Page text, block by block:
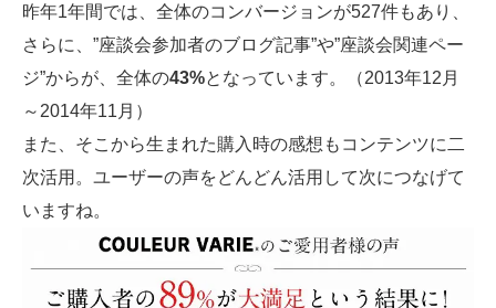
昨年1年間では、全体のコンバージョンが527件もあり、
さらに、”座談会参加者のブログ記事”や”座談会関連ペー
ジ”からが、全体の43%となっています。（2013年12月
～2014年11月）
また、そこから生まれた購入時の感想もコンテンツに二
次活用。ユーザーの声をどんどん活用して次につなげて
いますね。